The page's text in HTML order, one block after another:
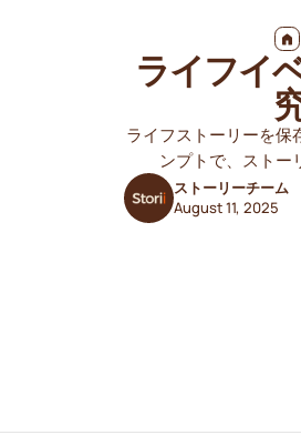
ライフイ
ライフストーリーを保
ンプトで、ストー
ストーリーチーム
August 11, 2025